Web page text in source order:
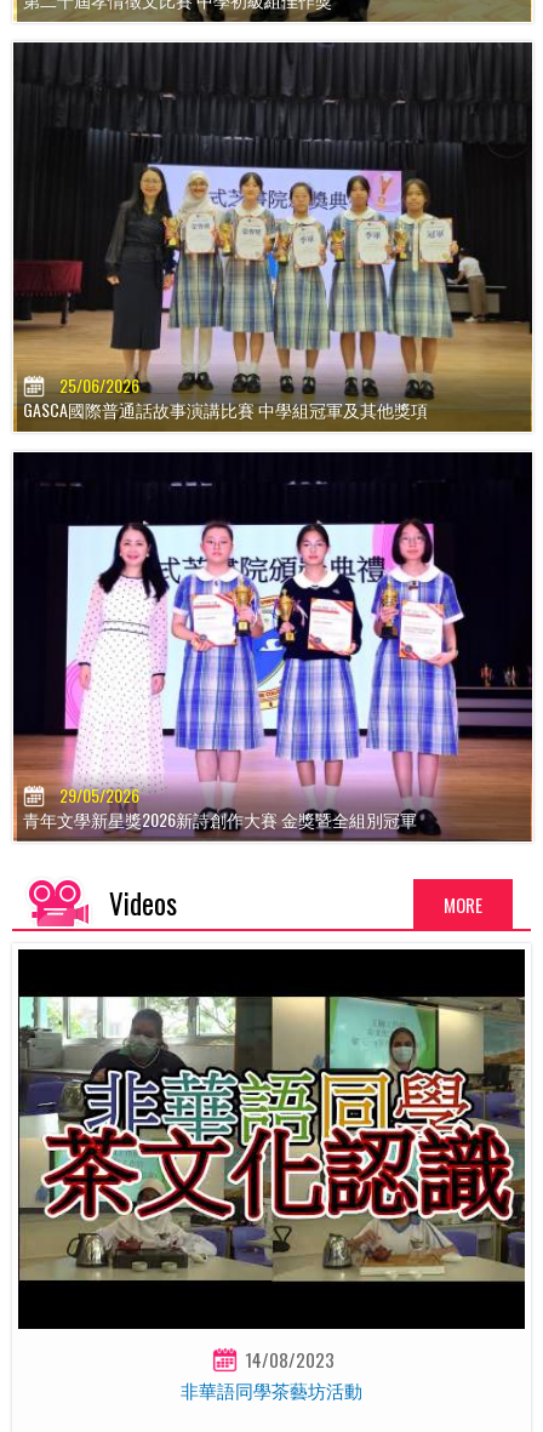
25/06/2026
GASCA國際普通話故事演講比賽 中學組冠軍及其他獎項
29/05/2026
青年文學新星獎2026新詩創作大賽 金獎暨全組別冠軍
MORE
Videos
14/08/2023
非華語同學茶藝坊活動